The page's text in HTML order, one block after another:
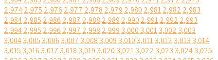
2,9742,975 2,976 2,977 2,978 2,979 2,980 2,9812,982 2,983
2,9842,985 2,986 2,987 2,988 2,989 2,990 2,9912,992 2,993
2,9942,995 2,996 2,997 2,998 2,999 3,000 3,0013,002 3,003
3,0043,005 3,006 3,007 3,008 3,009 3,010 3,0113,012 3,013 3,014
3,015 3,016 3,017 3,018 3,019 3,020 3,0213,022 3,023 3,0243,025